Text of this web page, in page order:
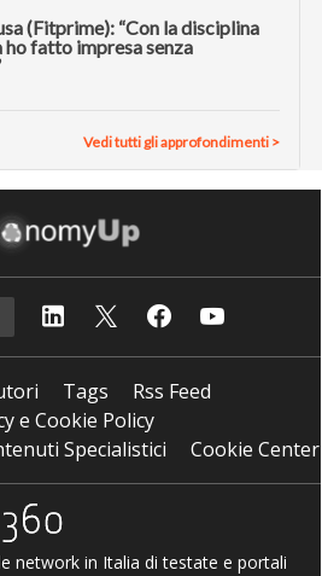
(Fitprime): “Con la disciplina
fatto impresa senza
Vedi tutti gli approfondimenti >
Tags
Rss Feed
e Cookie Policy
Specialistici
Cookie Center
network in Italia di testate e portali